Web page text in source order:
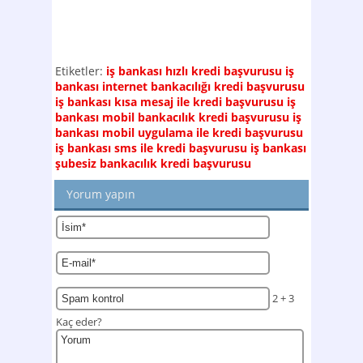
Etiketler: iş bankası hızlı kredi başvurusu iş
bankası internet bankacılığı kredi başvurusu
iş bankası kısa mesaj ile kredi başvurusu iş
bankası mobil bankacılık kredi başvurusu iş
bankası mobil uygulama ile kredi başvurusu
iş bankası sms ile kredi başvurusu iş bankası
şubesiz bankacılık kredi başvurusu
Yorum yapın
2 + 3
Kaç eder?